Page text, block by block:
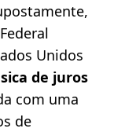
Unidos
de juros
com uma
de